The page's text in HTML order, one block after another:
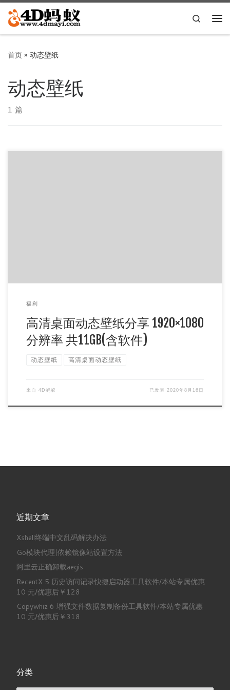
Skip to content
Search
首页» 动态壁纸
动态壁纸
1 篇
福利
高清桌面动态壁纸分享 1920×1080
分辨率 共11GB(含软件)
动态壁纸 高清桌面动态壁纸
来自 4D蚂蚁 已发表 2020年8月16日
近期文章
Xshell终端中文乱码解决办法
Go模块代理|依赖镜像站设置方法
阿里云正确卸载aegis
RecentX 5 历史访问记录快捷启动器工具软件/本站专属优惠
10 元/优惠后￥128
Copywhiz 6 增强文件数据复制备份工具软件/本站专属优惠
10 元/优惠后￥318
分类